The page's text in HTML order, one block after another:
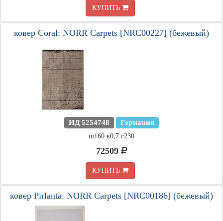
КУПИТЬ
ковер Coral: NORR Carpets [NRC00227] (бежевый)
ИД 5254748 Германия
ш160 в0,7 г230
72509
КУПИТЬ
ковер Pirlanta: NORR Carpets [NRC00186] (бежевый)